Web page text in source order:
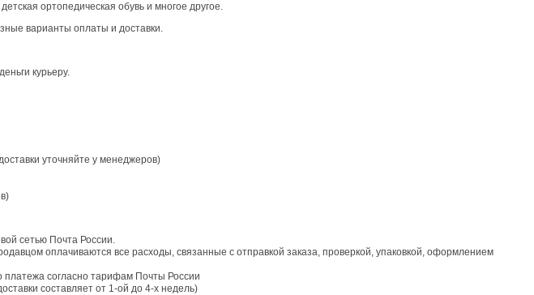
ортопедическая обувь и многое другое.
варианты оплаты и доставки.
курьеру.
уточняйте у менеджеров)
сетью Почта России.
оплачиваются все расходы, связанные с отправкой заказа, проверкой, упаковкой, оформлением
согласно тарифам Почты России
составляет от 1-ой до 4-х недель)